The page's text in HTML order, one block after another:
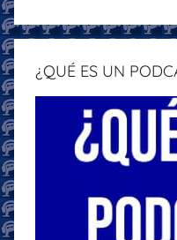
¿QUÉ ES UN